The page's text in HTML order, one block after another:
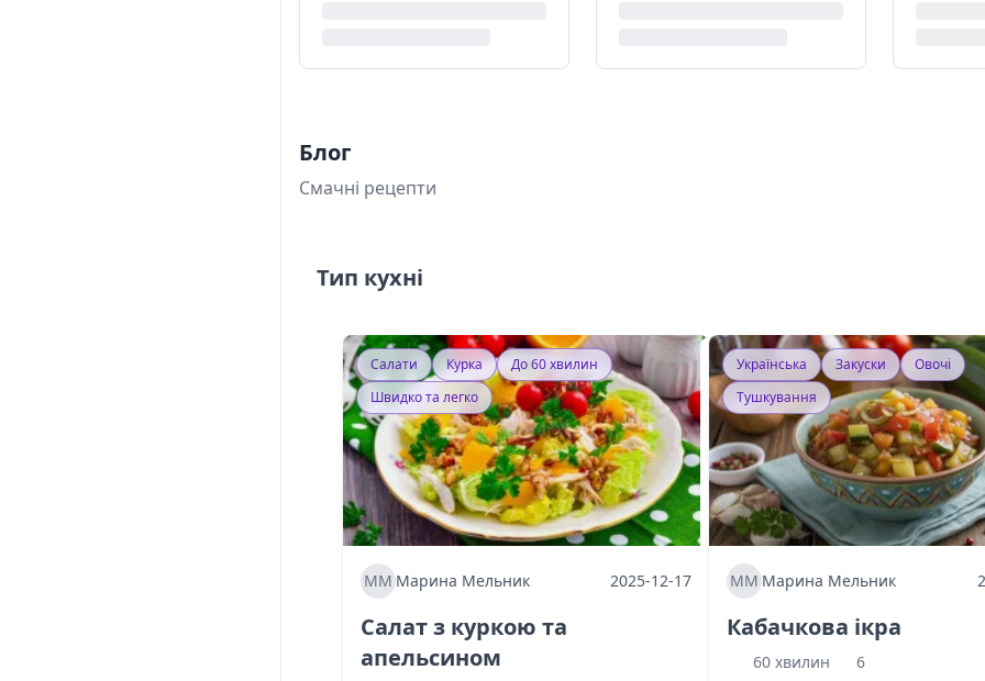
Блог
Смачні рецепти
Тип кухні
Салати Курка
До 60 хвилин
Швидко та легко
ММ Марина Мельник 2025-12-17
Салат з куркою та
апельсином
Українська Закуски
Овочі
Тушкування
ММ Марина Мельник
Кабачкова ікра
60 хвилин
6